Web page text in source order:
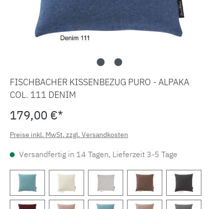
FISCHBACHER KISSENBEZUG PURO - ALPAKA
COL. 111 DENIM
179,00 €*
Preise inkl. MwSt. zzgl. Versandkosten
Versandfertig in 14 Tagen, Lieferzeit 3-5 Tage